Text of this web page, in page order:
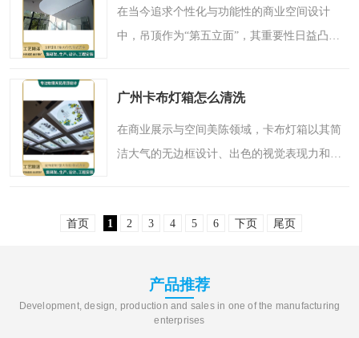
在当今追求个性化与功能性的商业空间设计
中，吊顶作为“第五立面”，其重要性日益凸
对美观与实用并重的需..
广州卡布灯箱怎么清洗
在商业展示与空间美陈领域，卡布灯箱以其简
洁大气的无边框设计、出色的视觉表现力和灵
无论是时尚购物场所..
首页 1 2 3 4 5 6 下页 尾页
产品推荐
Development, design, production and sales in one of the manufacturing
enterprises